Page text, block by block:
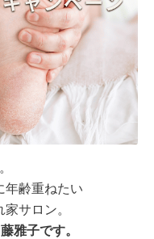
年齢重ねたい
サロン。
雅子です。